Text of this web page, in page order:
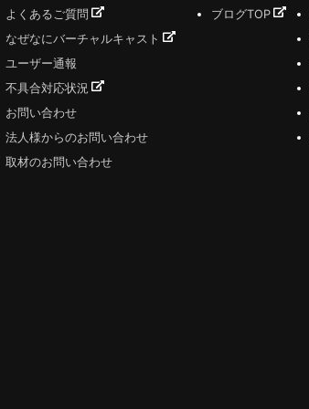
よくあるご質問
なぜなにバーチャルキャスト
ユーザー通報
不具合対応状況
お問い合わせ
法人様からのお問い合わせ
取材のお問い合わせ
ブログTOP